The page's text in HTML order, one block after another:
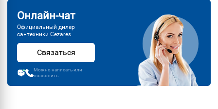
Онлайн-чат
Официальный дилер
сантехники Cezares
Связаться
Можно написать или
позвонить